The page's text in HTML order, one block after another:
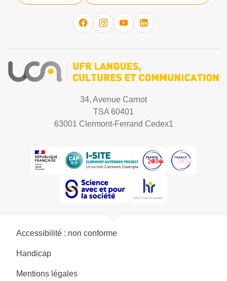
34, Avenue Carnot
TSA 60401
63001 Clermont-Ferrand Cedex1
Accessibilité : non conforme
Handicap
Mentions légales